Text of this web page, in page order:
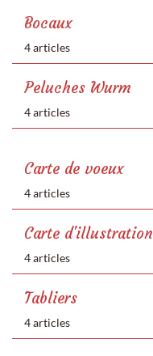
Bocaux
4 articles
Peluches Wurm
4 articles
Carte de voeux
4 articles
Carte d'illustration
4 articles
Tabliers
4 articles